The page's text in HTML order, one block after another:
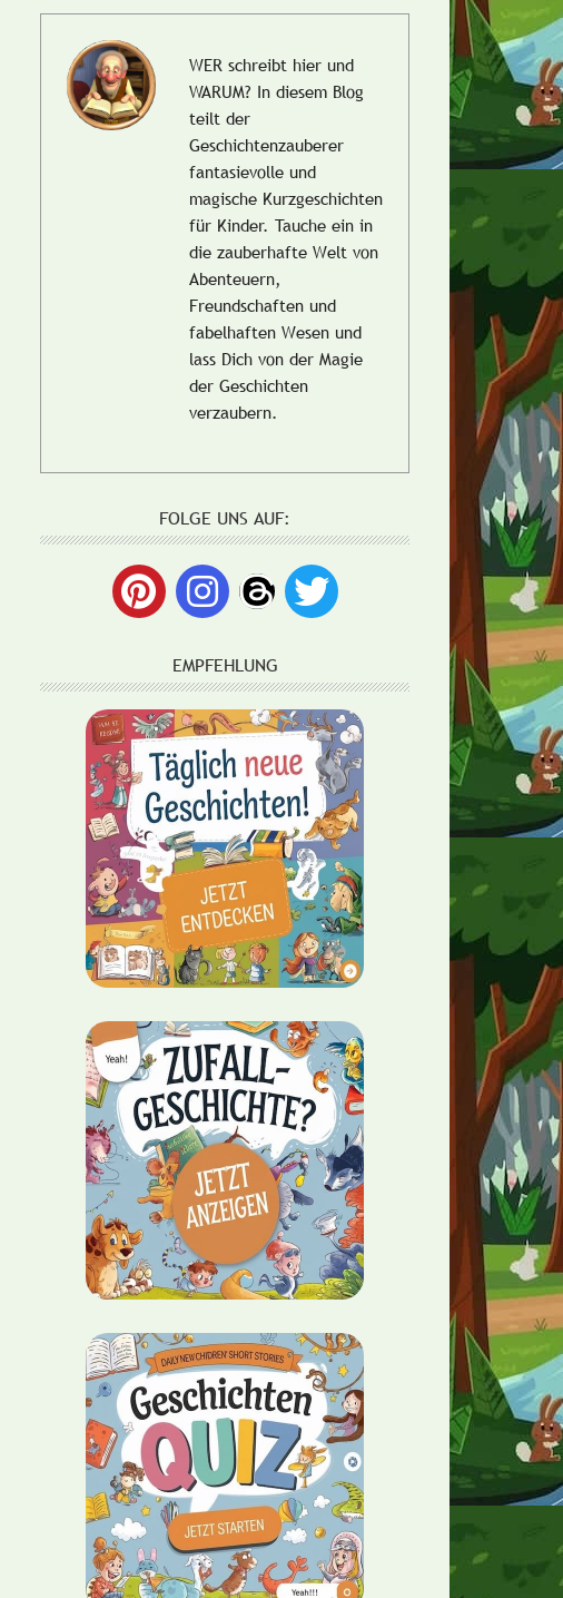
WER schreibt hier und
WARUM? In diesem Blog
teilt der
Geschichtenzauberer
fantasievolle und
magische Kurzgeschichten
für Kinder. Tauche ein in
die zauberhafte Welt von
Abenteuern,
Freundschaften und
fabelhaften Wesen und
lass Dich von der Magie
der Geschichten
verzaubern.
FOLGE UNS AUF:
EMPFEHLUNG